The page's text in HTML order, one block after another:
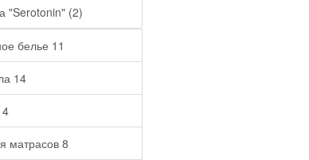
"Serotonin" (2)
белье 11
14
4
матрасов 8